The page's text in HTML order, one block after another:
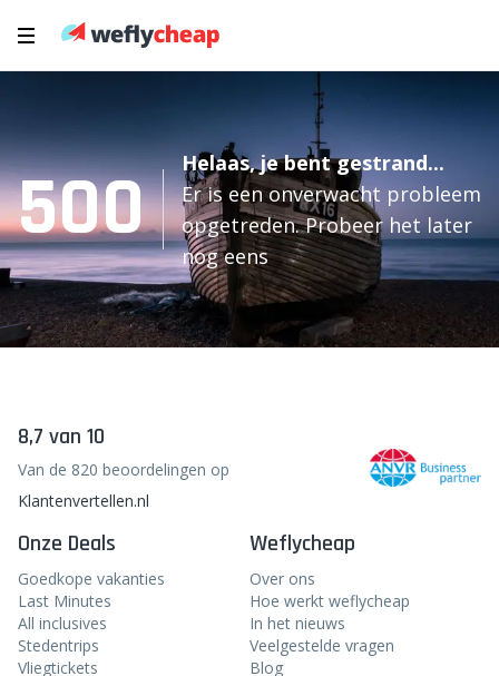
500
Helaas, je bent gestrand...
Er is een onverwacht probleem
opgetreden. Probeer het later
nog eens
8,7 van 10
Van de 820 beoordelingen op
Klantenvertellen.nl
Onze Deals
Goedkope vakanties
Last Minutes
All inclusives
Stedentrips
Vliegtickets
Weflycheap
Over ons
Hoe werkt weflycheap
In het nieuws
Veelgestelde vragen
Blog